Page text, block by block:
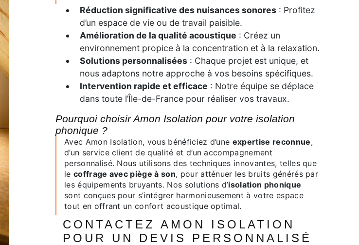
Réduction significative des nuisances sonores : Profitez
d’un espace de vie ou de travail paisible.
Amélioration de la qualité acoustique : Créez un
environnement propice à la concentration et à la relaxation.
Solutions personnalisées : Chaque projet est unique, et
nous adaptons notre approche à vos besoins spécifiques.
Intervention rapide et efficace : Notre équipe se déplace
dans toute l’Île-de-France pour réaliser vos travaux.
Pourquoi choisir Amon Isolation pour votre isolation
phonique ?
Avec Amon Isolation, vous bénéficiez d’une expertise reconnue,
d’un service client de qualité et d’un accompagnement
personnalisé. Nous utilisons des techniques innovantes, telles que
le coffrage avec piège à son, pour atténuer les bruits générés par
les équipements bruyants. Nos solutions d’isolation phonique
sont conçues pour s’intégrer harmonieusement à votre espace
tout en offrant un confort acoustique optimal.
CONTACTEZ AMON ISOLATION
POUR UN DEVIS PERSONNALISÉ